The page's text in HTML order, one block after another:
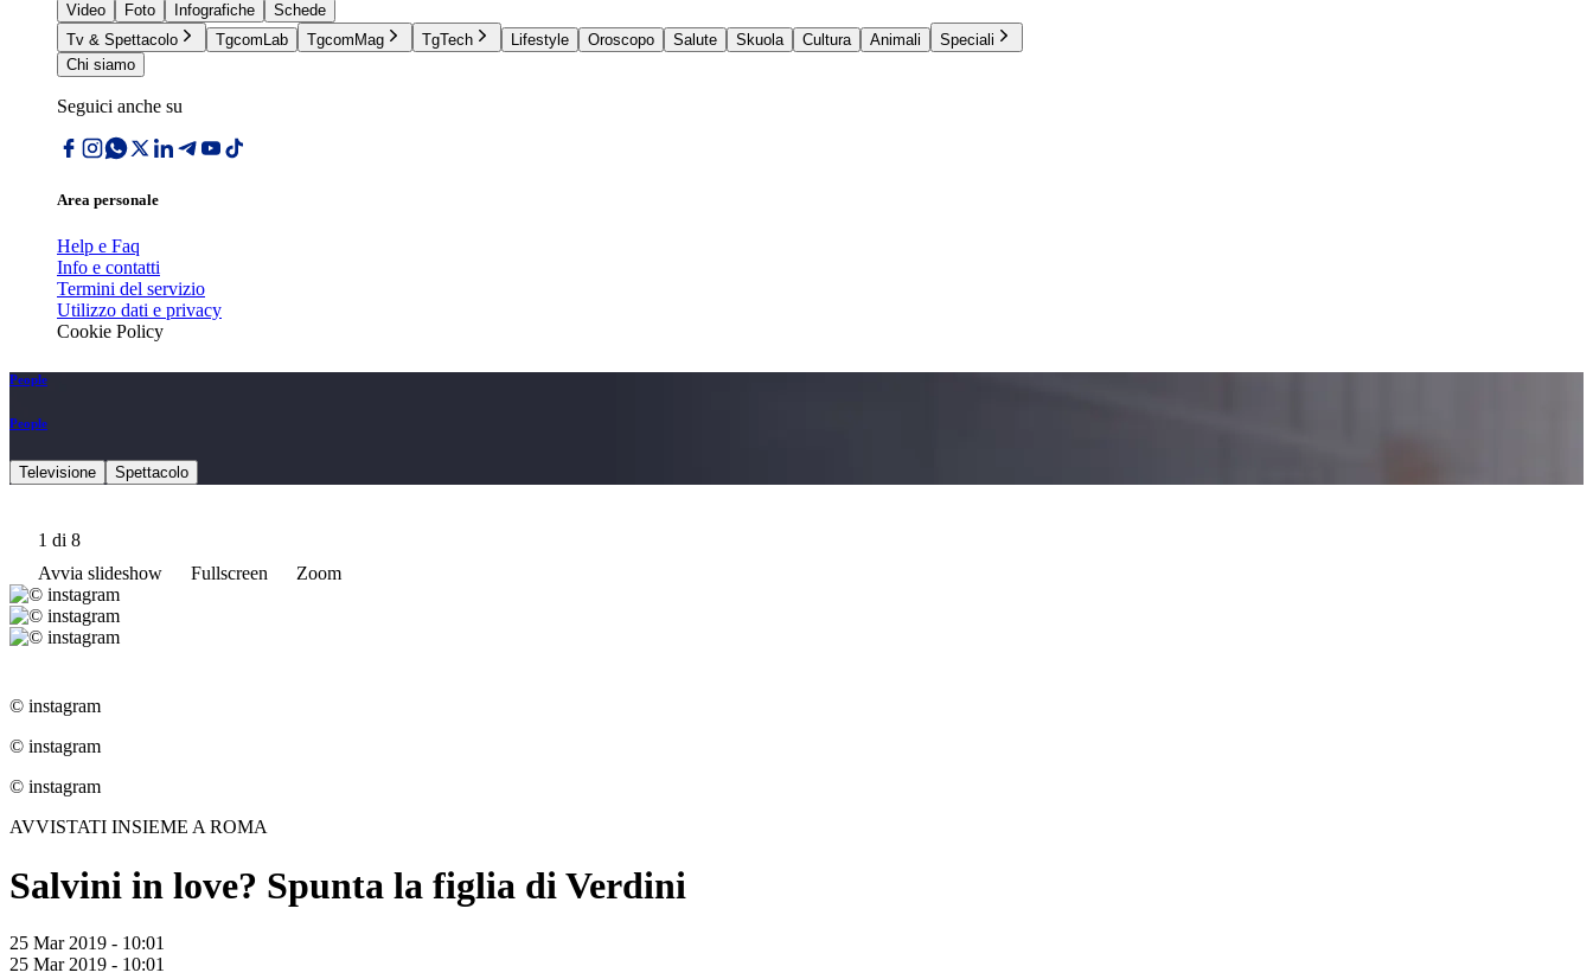
Video
Foto Infografiche
Schede
Tv & Spettacolo
TgcomLab TgcomMag TgTech Lifestyle Oroscopo Salute Skuola Cultura Animali
Speciali
Chi siamo
Seguici anche su
Area personale
Help e Faq
Info e contatti
Termini del servizio
Utilizzo dati e privacy
Cookie Policy
People
People
Televisione Spettacolo
1 di 8
Avvia slideshow
Fullscreen Zoom
© instagram
© instagram
© instagram
AVVISTATI INSIEME A ROMA
Salvini in love? Spunta la figlia di Verdini
25 Mar 2019 - 10:01
25 Mar 2019 - 10:01